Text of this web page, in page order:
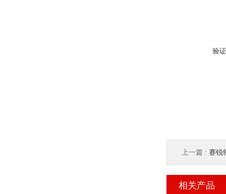
验
上一篇 : 赛锐特
相关产品